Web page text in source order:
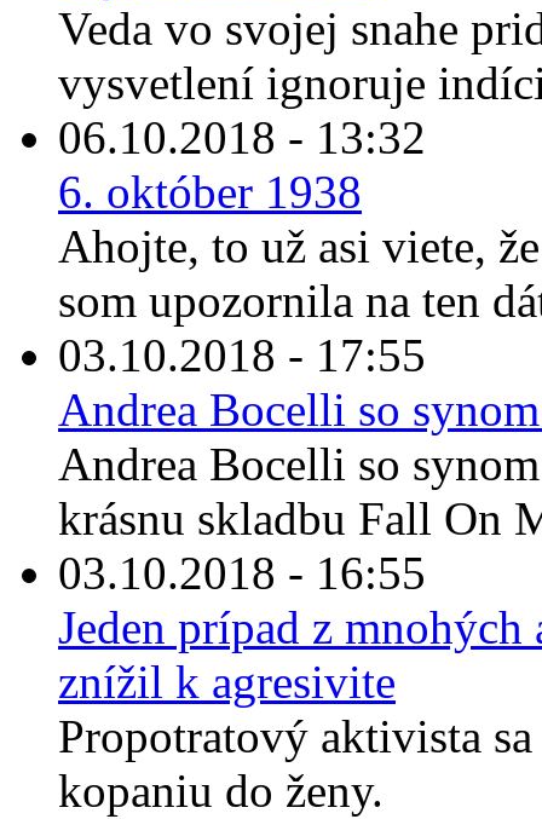
Veda vo svojej snahe
vysvetlení ignoruje
06.10.2018 - 13:32
6. október 1938
Ahojte, to už asi viete,
som upozornila na ten
03.10.2018 - 17:55
Andrea Bocelli so
Andrea Bocelli so
krásnu skladbu Fall On
03.10.2018 - 16:55
Jeden prípad z
znížil k agresivite
Propotratový aktivista
kopaniu do ženy.